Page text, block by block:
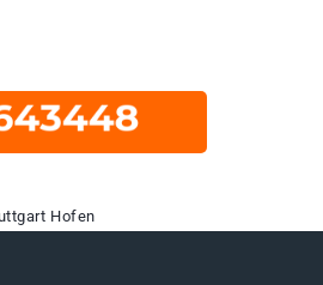
Hofen